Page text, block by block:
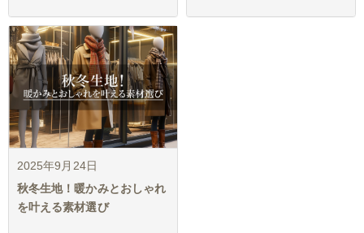
2025年9月24日
秋冬生地！暖かみとおしゃれ
を叶える素材選び